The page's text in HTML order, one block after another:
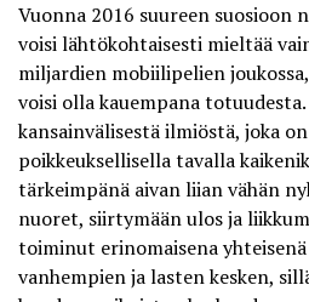
Vuonna 2016 suureen suosioon
voisi lähtökohtaisesti mieltää
miljardien mobiilipelien
voisi olla kauempana
kansainvälisestä ilmiöstä, joka
poikkeuksellisella tavalla
tärkeimpänä aivan liian vähän
nuoret, siirtymään ulos ja
toiminut erinomaisena
vanhempien ja lasten kesken,